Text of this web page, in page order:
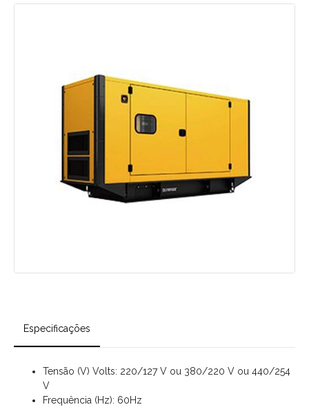
Especificações
Tensão (V) Volts: 220/127 V ou 380/220 V ou 440/254
V
Frequência (Hz): 60Hz